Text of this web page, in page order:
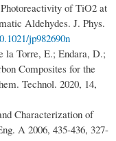
of TiO2 at
Aldehydes. J. Phys.
jp982690n
la Torre, E.; Endara, D.;
Composites for the
Technol. 2020, 14,
Characterization of
A 2006, 435-436, 327-